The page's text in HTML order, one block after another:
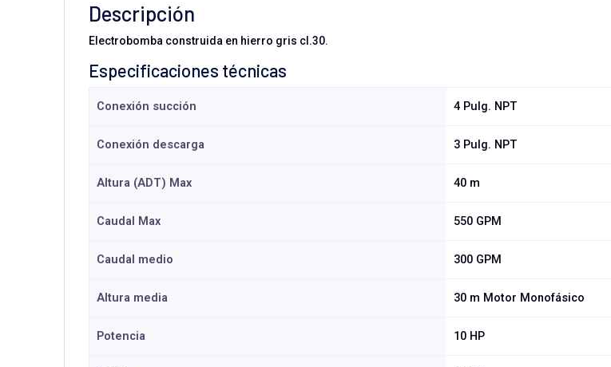
Descripción
Electrobomba construida en hierro gris cl.30.
Especificaciones técnicas
Conexión succión 4 Pulg. NPT
Conexión descarga 3 Pulg. NPT
Altura (ADT) Max 40 m
Caudal Max 550 GPM
Caudal medio 300 GPM
Altura media 30 m Motor Monofásico
Potencia 10 HP